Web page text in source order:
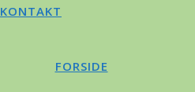
KONTAKT
FORSIDE